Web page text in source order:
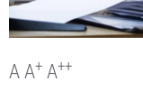
A A+ A++